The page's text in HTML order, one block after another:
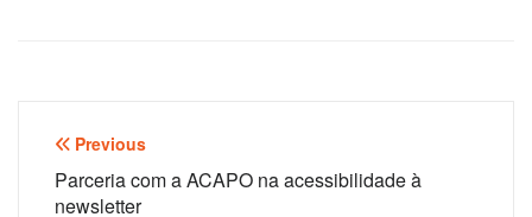
Navegação
de
Previous
Parceria com a ACAPO na acessibilidade à
newsletter